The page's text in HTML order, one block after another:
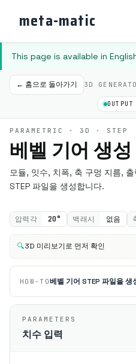
meta-matic
This page is available in
← 홈으로 돌아가기 3D
PARAMETRIC · 3D · STEP
베벨 기어 생성
모듈, 잇수, 치폭, 축 구멍 지름,
STEP 파일을 생성합니다.
압력각 20° 백래시 없음
🔍3D 미리보기로 먼저 확인
HOW-TO베벨 기어 STEP 파일을 생
PARAMETERS
치수 입력